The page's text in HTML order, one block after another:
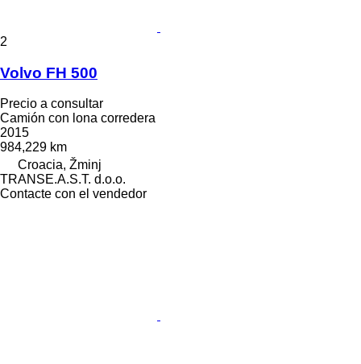
2
Volvo FH 500
Precio a consultar
Camión con lona corredera
2015
984,229 km
Croacia, Žminj
TRANSE.A.S.T. d.o.o.
Contacte con el vendedor